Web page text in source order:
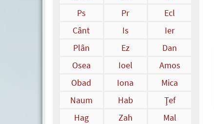
Ps
Pr
Ecl
Cânt
Is
Ier
Plân
Ez
Dan
Osea
Ioel
Amos
Obad
Iona
Mica
Naum
Hab
Ţef
Hag
Zah Mal